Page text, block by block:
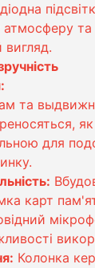
та
вигляд.
та
для
карт
Колонка